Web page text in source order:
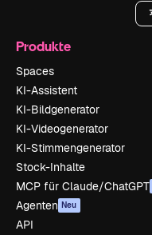
Produkte
Spaces
KI-Assistent
KI-Bildgenerator
KI-Videogenerator
KI-Stimmengenerator
Stock-Inhalte
MCP für Claude/ChatGPT
Agenten Neu
API